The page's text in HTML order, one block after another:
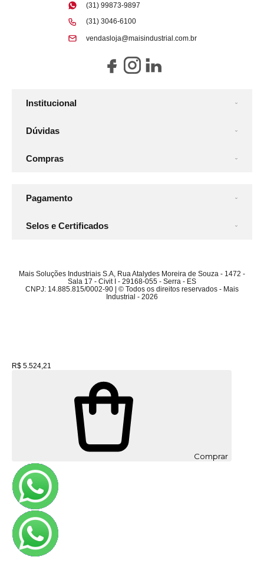
Institucional
Dúvidas
Compras
(31) 99873-9897
(31) 3046-6100
vendasloja@maisindustrial.com.br
Pagamento
Selos e Certificados
Mais Soluções Industriais S.A, Rua Atalydes Moreira de Souza - 1472 -
Sala 17 - Civit I - 29168-055 - Serra - ES
CNPJ: 14.885.815/0002-90 | © Todos os direitos reservados - Mais
Industrial - 2026
R$ 5.524,21
Comprar